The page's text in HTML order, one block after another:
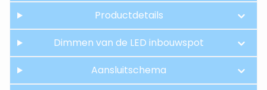
Productdetails
Dimmen van de LED inbouwspot
Aansluitschema